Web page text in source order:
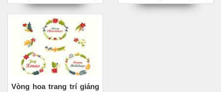
Miễn Phí
Vòng hoa trang trí giáng